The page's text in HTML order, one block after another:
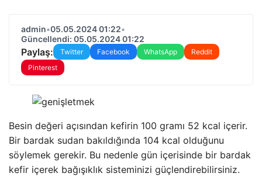
admin•05.05.2024 01:22•
Güncellendi: 05.05.2024 01:22
Paylaş: Twitter Facebook WhatsApp
Reddit
Pinterest
Besin değeri açısından kefirin 100 gramı 52 kcal içerir.
Bir bardak sudan bakıldığında 104 kcal olduğunu
söylemek gerekir. Bu nedenle gün içerisinde bir bardak
kefir içerek bağışıklık sisteminizi güçlendirebilirsiniz.